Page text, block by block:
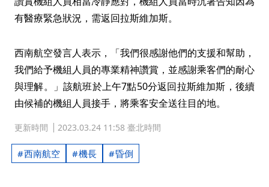
有醫療緊急狀況，需返回拉斯維加斯。
西南航空發言人表示，「我們很感謝他們的支援和幫助，
我們給予機組人員的專業精神讚賞，並感謝乘客們的耐心
與理解。」該航班於上午7點50分返回拉斯維加斯，後續
由候補的機組人員接手，將乘客安全送往目的地。
更新時間 2023.03.24 11:58 臺北時間
西南航空 機長 昏倒